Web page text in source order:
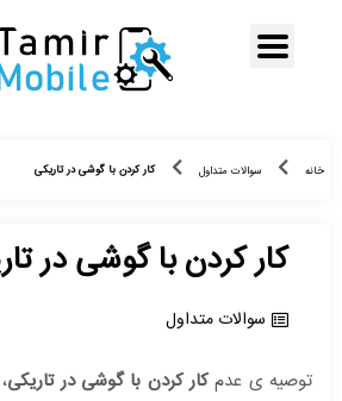
خانه سوالات متداول کار کردن با گوشی در تاریکی
کار کردن با گوشی در
سوالات متداول
توصیه ی عدمکار کردن با گوشی در تاریکی